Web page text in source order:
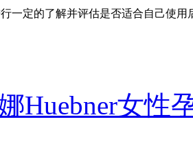
一定的了解并评估是否适合自己使用
Huebner女性